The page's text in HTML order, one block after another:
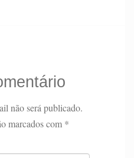
não será publicado.
marcados com *